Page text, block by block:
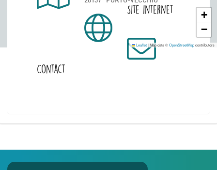
+
−
Leaflet|Map data ©OpenStreetMapcontributors
Site internet
Contact